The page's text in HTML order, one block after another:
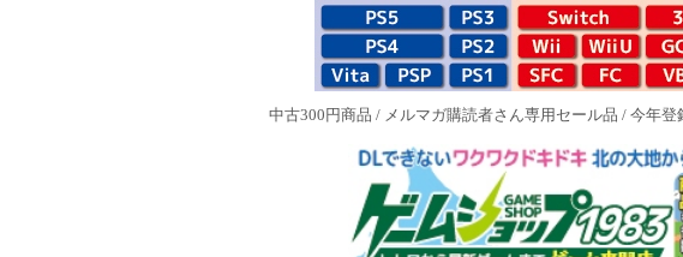
中古300円商品 / メルマガ購読者さん専用セール品 / 今年登